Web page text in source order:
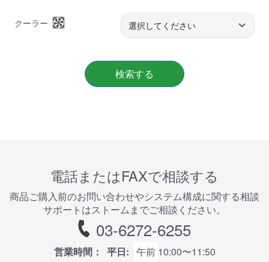
クーラー
検索する
電話またはFAXで相談する
商品ご購⼊前のお問い合わせやシステム構成に関する相談
サポートはストームまでご相談ください。
03-6272-6255
営業時間： 平日: 午前 10:00〜11:50